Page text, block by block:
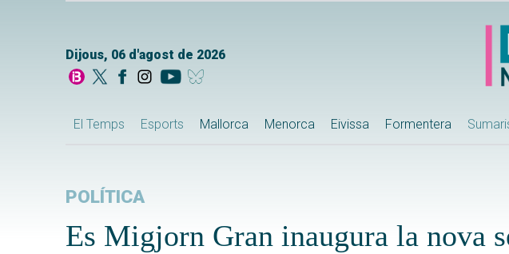
Dijous, 06 d'agost de 2026
El Temps Esports Mallorca Menorca Eivissa Formentera
POLÍTICA
Es Migjorn Gran inaugura la nova